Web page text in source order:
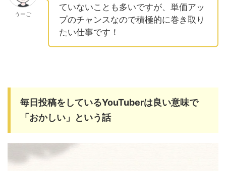
うーご
ていないことも多いですが、単価アッ
プのチャンスなので積極的に巻き取り
たい仕事です！
毎日投稿をしているYouTuberは良い意味で
「おかしい」という話